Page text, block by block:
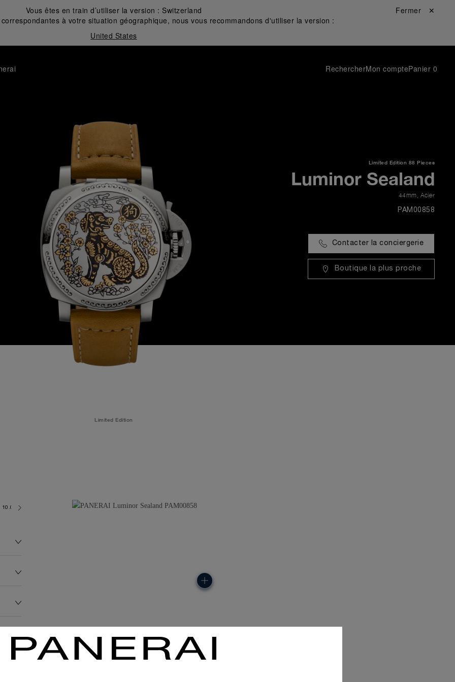
Vous êtes en train d’utiliser la version : Switzerland
à votre situation géographique, nous vous recommandons d'utiliser la version :
United States
Fermer ✕
RechercherMon comptePanier 0
Limited Edition 88 Pieces
Luminor Sealand
44mm, Acier
PAM00858
Contacter la conciergerie
Boutique la plus proche
Limited Edition
10.0 bar (~100.0 metres) P9000 163.0G